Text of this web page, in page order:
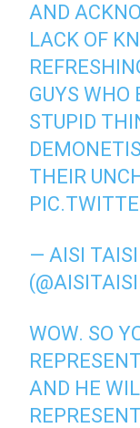
AND
LACK OF
GUYS WHO
STUPID
THEIR
— AISI
WOW. SO
AND HE